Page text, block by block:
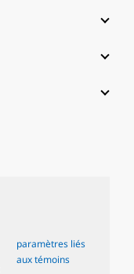
paramètres liés
aux témoins